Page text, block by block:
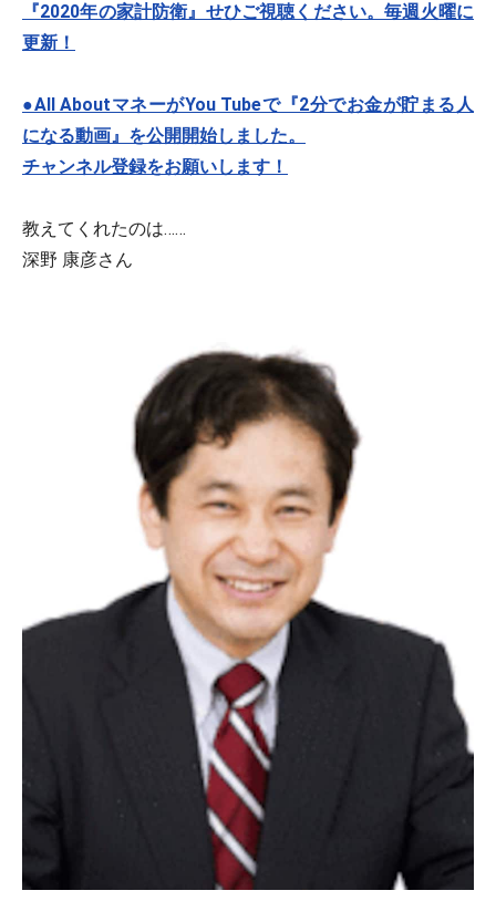
『2020年の家計防衛』せひご視聴ください。毎週火曜に
更新！
●All AboutマネーがYou Tubeで『2分でお金が貯まる人
になる動画』を公開開始しました。
チャンネル登録をお願いします！
教えてくれたのは……
深野 康彦さん